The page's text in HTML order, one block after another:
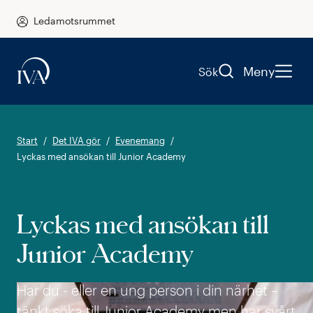
Ledamotsrummet
Sök Meny
Start Det IVA gör
Evenemang
Lyckas med ansökan till Junior Academy
Lyckas med ansökan till
Junior Academy
Har du - eller en ung person i din närhet –